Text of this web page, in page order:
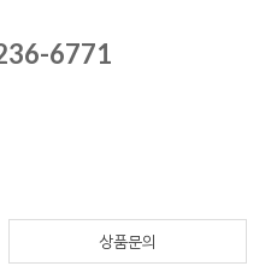
6771
상품문의